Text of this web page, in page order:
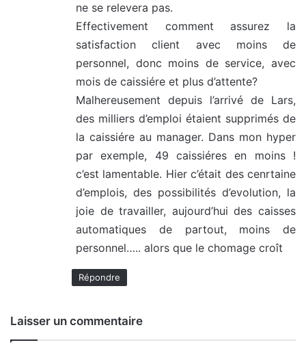
ne se relevera pas.
Effectivement comment assurez la
satisfaction client avec moins de
personnel, donc moins de service, avec
mois de caissiére et plus d’attente?
Malhereusement depuis l’arrivé de Lars,
des milliers d’emploi étaient supprimés de
la caissiére au manager. Dans mon hyper
par exemple, 49 caissiéres en moins !
c’est lamentable. Hier c’était des cenrtaine
d’emplois, des possibilités d’evolution, la
joie de travailler, aujourd’hui des caisses
automatiques de partout, moins de
personnel….. alors que le chomage croît
Répondre
Laisser un commentaire